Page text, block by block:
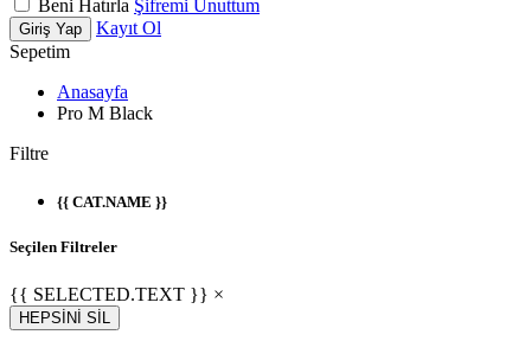
Beni Hatırla Şifremi Unuttum
Giriş Yap
Kayıt Ol
Sepetim
Anasayfa
Pro M Black
Filtre
{{ CAT.NAME }}
Seçilen Filtreler
{{ SELECTED.TEXT }} ×
HEPSİNİ SİL